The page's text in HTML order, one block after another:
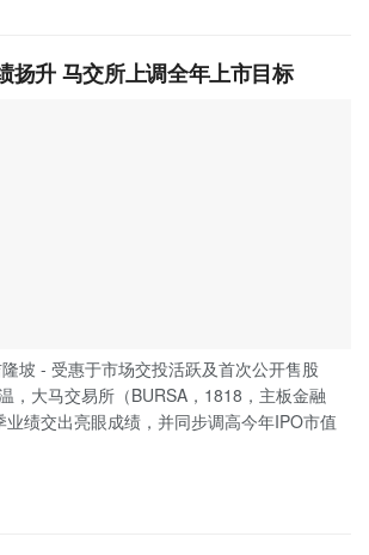
扬升 马交所上调全年上市目标
坡 - 受惠于市场交投活跃及首次公开售股
，大马交易所（BURSA，1818，主板金融
绩交出亮眼成绩，并同步调高今年IPO市值